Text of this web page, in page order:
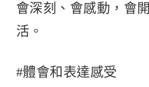
會深刻、會感動，會
活。
#體會和表達感受